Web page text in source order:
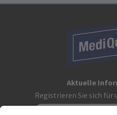
Aktuelle
Registrieren Sie sich für